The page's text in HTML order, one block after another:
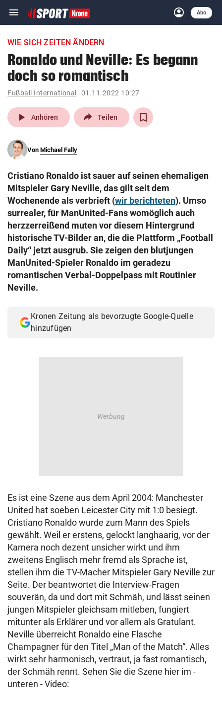
menu Navigation
ein-/ausklappen
account_circle
Anmelden
Abo
close Schließen
account_circle Anmelden
pin_drop
Wien arrow_right
search
eingeben
Muthgasse 2, 1190 Wien
WIE SICH ZEITEN ÄNDERN
Ronaldo und Neville: Es begann
doch so romantisch
Fußball International 01.11.2022 10:27
play_arrow Anhören Teilen
Von Michael Fally
Cristiano Ronaldo ist sauer auf seinen ehemaligen
Mitspieler Gary Neville, das gilt seit dem
Wochenende als verbrieft (wir berichteten). Umso
surrealer, für ManUnited-Fans womöglich auch
herzzerreißend muten vor diesem Hintergrund
historische TV-Bilder an, die die Plattform „Football
Daily“ jetzt ausgrub. Sie zeigen den blutjungen
ManUnited-Spieler Ronaldo im geradezu
romantischen Verbal-Doppelpass mit Routinier
Neville.
Kronen Zeitung als bevorzugte Google-Quelle
hinzufügen
Es ist eine Szene aus dem April 2004: Manchester
United hat soeben Leicester City mit 1:0 besiegt.
Cristiano Ronaldo wurde zum Mann des Spiels
gewählt. Weil er erstens, gelockt langhaarig, vor der
Kamera noch dezent unsicher wirkt und ihm
zweitens Englisch mehr fremd als Sprache ist,
stellen ihm die TV-Macher Mitspieler Gary Neville zur
Seite. Der beantwortet die Interview-Fragen
souverän, da und dort mit Schmäh, und lässt seinen
jungen Mitspieler gleichsam mitleben, fungiert
mitunter als Erklärer und vor allem als Gratulant.
Neville überreicht Ronaldo eine Flasche
Champagner für den Titel „Man of the Match“. Alles
wirkt sehr harmonisch, vertraut, ja fast romantisch,
der Schmäh rennt. Sehen Sie die Szene hier im -
unteren - Video: